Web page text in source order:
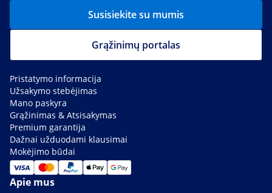
Susisiekite su mumis
Grąžinimų portalas
Pristatymo informacija
Užsakymo stebėjimas
Mano paskyra
Grąžinimas & Atsisakymas
Premium garantija
Dažnai užduodami klausimai
Mokėjimo būdai
Apie mus